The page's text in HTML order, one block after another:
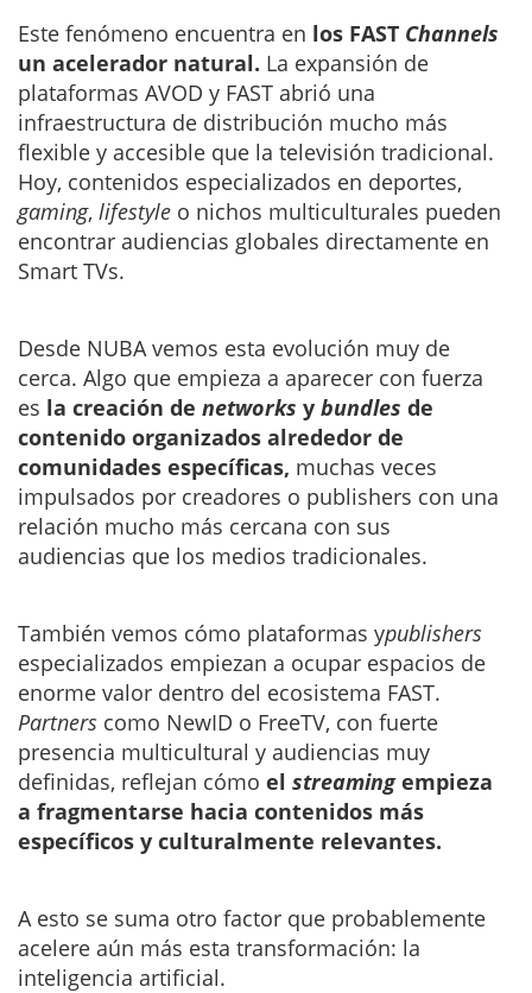
Este fenómeno encuentra en los FAST Channels
un acelerador natural. La expansión de
plataformas AVOD y FAST abrió una
infraestructura de distribución mucho más
flexible y accesible que la televisión tradicional.
Hoy, contenidos especializados en deportes,
gaming, lifestyle o nichos multiculturales pueden
encontrar audiencias globales directamente en
Smart TVs.
Desde NUBA vemos esta evolución muy de
cerca. Algo que empieza a aparecer con fuerza
es la creación de networks y bundles de
contenido organizados alrededor de
comunidades específicas, muchas veces
impulsados por creadores o publishers con una
relación mucho más cercana con sus
audiencias que los medios tradicionales.
También vemos cómo plataformas ypublishers
especializados empiezan a ocupar espacios de
enorme valor dentro del ecosistema FAST.
Partners como NewID o FreeTV, con fuerte
presencia multicultural y audiencias muy
definidas, reflejan cómo el streamingempieza
a fragmentarse hacia contenidos más
específicos y culturalmente relevantes.
A esto se suma otro factor que probablemente
acelere aún más esta transformación: la
inteligencia artificial.